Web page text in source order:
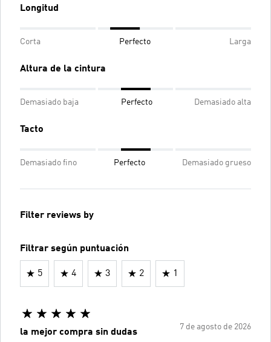
Longitud
Corta Perfecto Larga
Altura de la cintura
Demasiado baja Perfecto Demasiado alta
Tacto
Demasiado fino Perfecto Demasiado grueso
Filter reviews by
Filtrar según puntuación
5 4 3 2 1
7 de agosto de 2026
la mejor compra sin dudas